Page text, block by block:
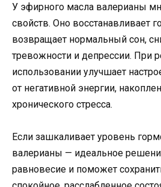
У эфирного масла валерианы
свойств. Оно восстанавливает
возвращает нормальный сон,
тревожности и депрессии. При
использовании улучшает
от негативной энергии,
хронического стресса.
Если зашкаливает уровень
валерианы — идеальное
равновесие и поможет